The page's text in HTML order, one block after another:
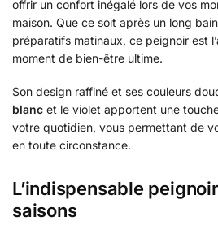
offrir un confort inégalé lors de vos
maison. Que ce soit après un long
préparatifs matinaux, ce peignoir est
moment de bien-être ultime.
Son design raffiné et ses couleurs
blanc et le violet apportent une
votre quotidien, vous permettant de
en toute circonstance.
L’indispensable
saisons